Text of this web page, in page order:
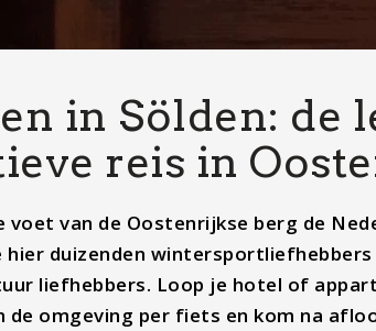
in Sölden: de
reis in
voet van de Oostenrijkse berg de
hier duizenden
liefhebbers. Loop je hotel of
de omgeving per fiets en kom na